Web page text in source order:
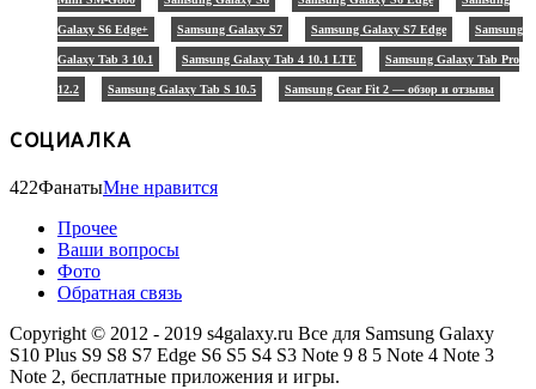
Galaxy S6 Edge+ Samsung Galaxy S7 Samsung Galaxy S7 Edge Samsung
Galaxy Tab 3 10.1 Samsung Galaxy Tab 4 10.1 LTE Samsung Galaxy Tab Pro
12.2 Samsung Galaxy Tab S 10.5 Samsung Gear Fit 2 — обзор и отзывы
СОЦИАЛКА
422ФанатыМне нравится
Прочее
Ваши вопросы
Фото
Обратная связь
Copyright © 2012 - 2019 s4galaxy.ru Все для Samsung Galaxy
S10 Plus S9 S8 S7 Edge S6 S5 S4 S3 Note 9 8 5 Note 4 Note 3
Note 2, бесплатные приложения и игры.